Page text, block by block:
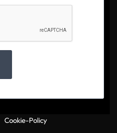
Cookie-Policy